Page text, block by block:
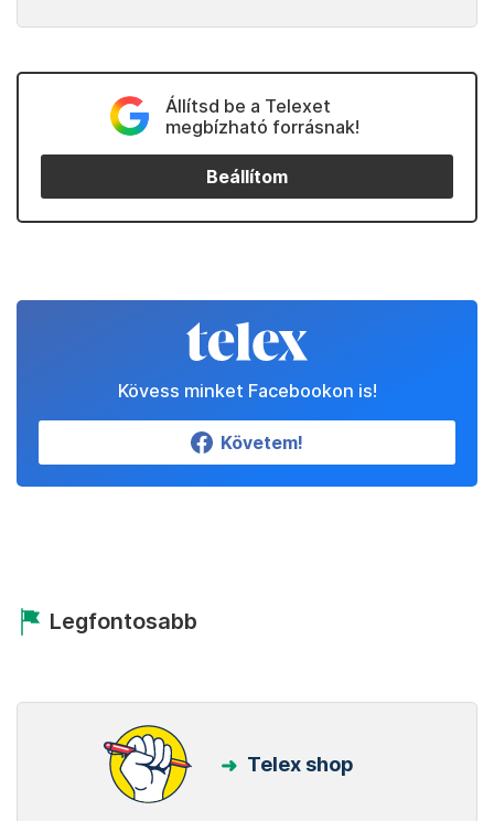
Állítsd be a Telexet
megbízható forrásnak!
Beállítom
Kövess minket Facebookon is!
Követem!
Legfontosabb
Telex shop